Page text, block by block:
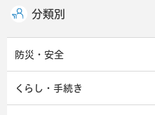
分類別
防災・安全
くらし・手続き